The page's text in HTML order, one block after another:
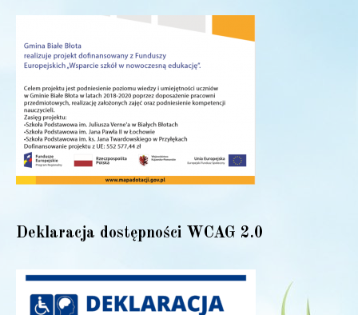
Deklaracja dostępności WCAG 2.0